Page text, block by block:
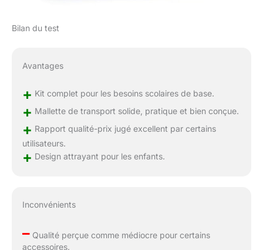
Bilan du test
Avantages
+ Kit complet pour les besoins scolaires de base.
+ Mallette de transport solide, pratique et bien conçue.
+ Rapport qualité-prix jugé excellent par certains
utilisateurs.
+ Design attrayant pour les enfants.
Inconvénients
–Qualité perçue comme médiocre pour certains
accessoires.